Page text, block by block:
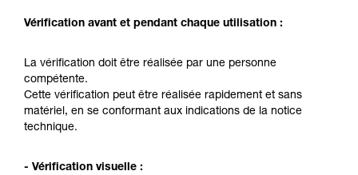
Vérification avant et pendant chaque utilisation :
La vérification doit être réalisée par une personne
compétente.
Cette vérification peut être réalisée rapidement et sans
matériel, en se conformant aux indications de la notice
technique.
- Vérification visuelle :